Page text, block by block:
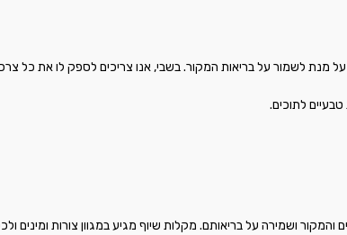
לשמור על בריאות המקור. בשבי, אנו צריכים לספק לו את כל
לתוכים.
והמקור ושמירה על בריאותם. מקלות שיוף מגיע במגוון צורות